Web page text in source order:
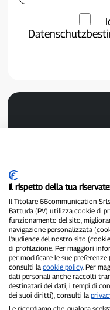
Registrierungsnummer
Inhaber und
Chefredakteur:Alessandro
„Wenn es wirklich
Il rispetto della tua
Il Titolare 66communication
Battuda (PV) utilizza cookie di
funzionamento del sito,
navigazione personalizzata
l’audience del nostro sito
di profilazione. Per maggiori
per modificare le sue
consulti la cookie policy. Per
dati personali anche raccolti
destinatari dei dati, i tempi di
dei suoi diritti), consulti la